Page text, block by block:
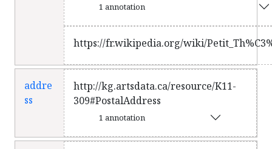
1 annotation
https://fr.wikipedia.org/wiki/
addre
ss
http://kg.artsdata.ca/resource/K11-
309#PostalAddress
1 annotation